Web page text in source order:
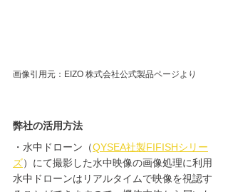
画像引用元：EIZO 株式会社公式製品ページより
弊社の活用方法
・水中ドローン（QYSEA社製FIFISHシリー
ズ）にて撮影した水中映像の画像処理に利用
水中ドローンはリアルタイムで映像を視認す